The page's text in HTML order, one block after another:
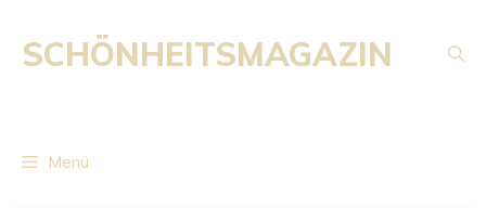
Inhalt
springen
SCHÖNHEITSMAGAZIN
Menü